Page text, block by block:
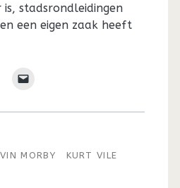
stadsrondleidingen
een eigen zaak heeft
MORBY
KURT VILE